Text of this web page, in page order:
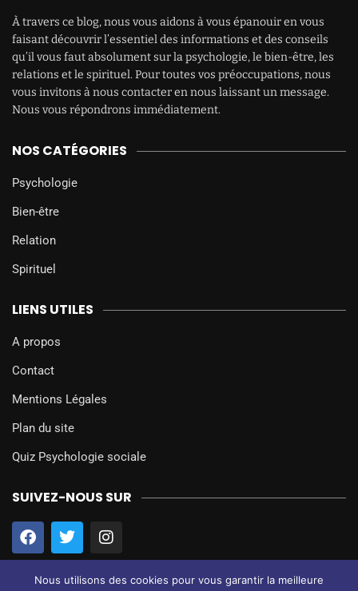
À travers ce blog, nous vous aidons à vous épanouir en vous
faisant découvrir l’essentiel des informations et des conseils
qu’il vous faut absolument sur la psychologie, le bien-être, les
relations et le spirituel. Pour toutes vos préoccupations, nous
vous invitons à nous contacter en nous laissant un message.
Nous vous répondrons immédiatement.
NOS CATÉGORIES
Psychologie
Bien-être
Relation
Spirituel
LIENS UTILES
A propos
Contact
Mentions Légales
Plan du site
Quiz Psychologie sociale
SUIVEZ-NOUS SUR
Nous utilisons des cookies pour vous garantir la meilleure